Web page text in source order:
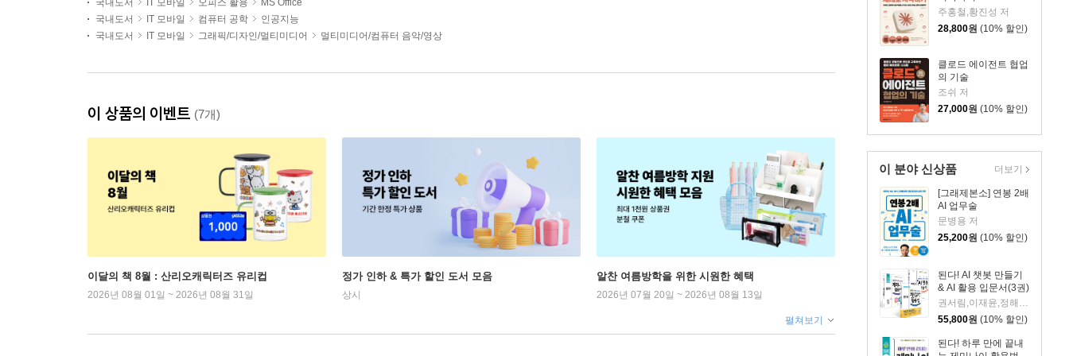
주홍철,황진성 저
28,800원 (10% 할인)
클로드 에이전트 협업
의 기술
조쉬 저
27,000원 (10% 할인)
이 분야 신상품
[그래제본소] 연봉 2배
AI 업무술
문병용 저
25,200원 (10% 할인)
된다! AI 챗봇 만들기
& AI 활용 입문서(3권)
권서림,이재윤,정해준,프롬프트 크리에이터 저
55,800원 (10% 할인)
된다! 하루 만에 끝내
더보기
국내도서 IT 모바일 오피스 활용
MS Office
국내도서
IT 모바일 컴퓨터 공학
인공지능
국내도서
IT 모바일 그래픽/디자인/멀티미디어 멀티미디어/컴퓨터 음악/영상
이 상품의 이벤트 (7개)
이달의 책 8월 : 산리오캐릭터즈 유리컵
2026년 08월 01일 ~ 2026년 08월 31일
정가 인하 & 특가 할인 도서 모음
상시
알찬 여름방학을 위한 시원한 혜택
2026년 07월 20일 ~ 2026년 08월 13일
펼쳐보기